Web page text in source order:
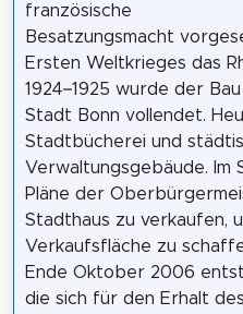
französische
Besatzungsmacht
Ersten Weltkrieges das
1924–1925 wurde der
Stadt Bonn vollendet.
Stadtbücherei und
Verwaltungsgebäude. Im
Pläne der
Stadthaus zu verkaufen,
Verkaufsfläche zu
Ende Oktober 2006
die sich für den Erhalt